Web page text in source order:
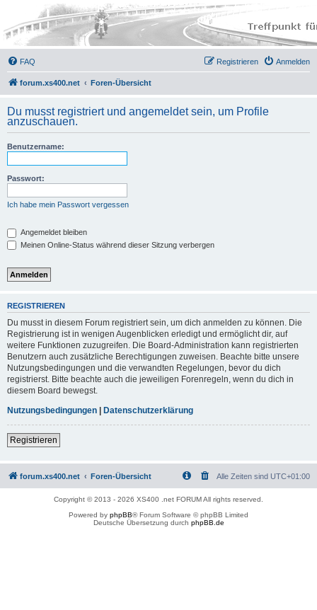
FAQ Anmelden
Registrieren
forum.xs400.net Foren-Übersicht
Du musst registriert und angemeldet sein, um Profile
anzuschauen.
Benutzername:
Passwort:
Ich habe mein Passwort vergessen
Angemeldet bleiben
Meinen Online-Status während dieser Sitzung verbergen
REGISTRIEREN
Du musst in diesem Forum registriert sein, um dich anmelden zu können. Die
Registrierung ist in wenigen Augenblicken erledigt und ermöglicht dir, auf
weitere Funktionen zuzugreifen. Die Board-Administration kann registrierten
Benutzern auch zusätzliche Berechtigungen zuweisen. Beachte bitte unsere
Nutzungsbedingungen und die verwandten Regelungen, bevor du dich
registrierst. Bitte beachte auch die jeweiligen Forenregeln, wenn du dich in
diesem Board bewegst.
Nutzungsbedingungen | Datenschutzerklärung
Registrieren
forum.xs400.net Foren-Übersicht Alle Zeiten sind UTC+01:00
Copyright © 2013 - 2026 XS400 .net FORUM All rights reserved.
Powered by phpBB® Forum Software © phpBB Limited
Deutsche Übersetzung durch phpBB.de